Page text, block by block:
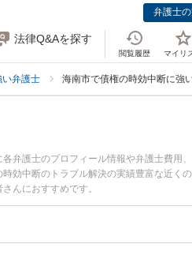
弁護士
法律Q&Aを探す
閲覧履歴 マイリ
い弁護士 海南市で債権の時効中断に強
弁護士のプロフィール情報や弁護士費用
効中断のトラブル解決の実績豊富な近く
んにおすすめです。